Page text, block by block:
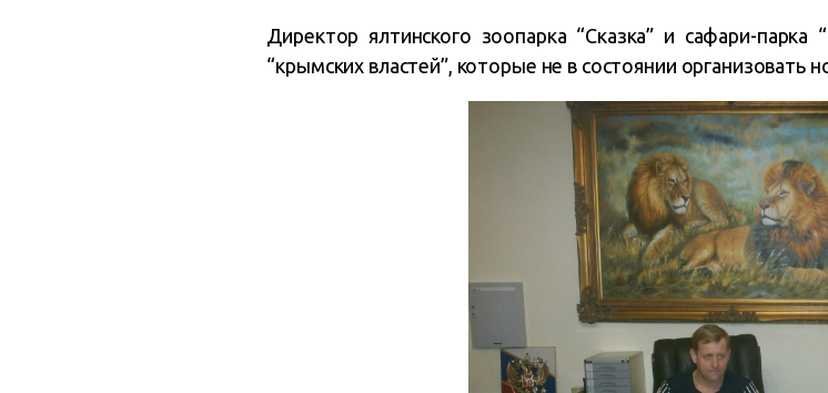
Директор ялтинского зоопарка “Сказка” и сафари-
“крымских властей”, которые не в состоянии